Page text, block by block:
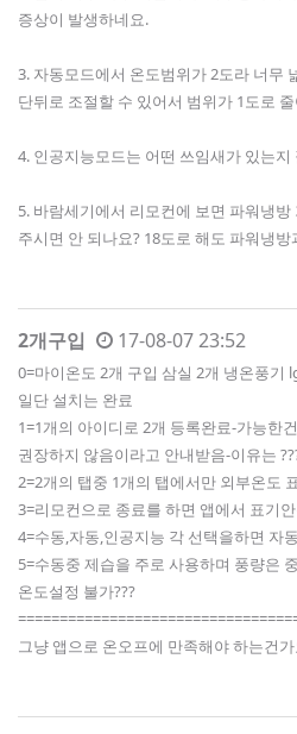
증상이 발생하네요.
3. 자동모드에서 온도범위가 2도라 너무
단뒤로 조절할 수 있어서 범위가 1도로
4. 인공지능모드는 어떤 쓰임새가 있는지
5. 바람세기에서 리모컨에 보면 파워냉
주시면 안 되나요? 18도로 해도 파워냉
2개구입 17-08-07 23:52
0=마이온도 2개 구입 삼실 2개 냉온풍기
일단 설치는 완료
1=1개의 아이디로 2개 등록완료-가능한
권장하지 않음이라고 안내받음-이유는
2=2개의 탭중 1개의 탭에서만 외부온도
3=리모컨으로 종료를 하면 앱에서 표기
4=수동,자동,인공지능 각 선택을하면 자
5=수동중 제습을 주로 사용하며 풍량은
온도설정 불가???
그냥 앱으로 온오프에 만족해야 하는건